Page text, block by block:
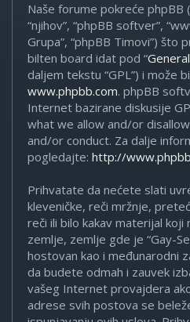
Naše forume pokreće phpBB
“njihov”, “phpBB softver”,
Grupa”, “phpBB Timovi”) što
bilten board idat pod “
daljem tekstu “GPL”) i može
www.phpbb.com. phpBB
Internet bazirane diskusije
what we allow and/or
and/or conduct. Za dalje
pogledajte: http://
Prihvatate da nećete slati
kleveničke, reči mržnje,
reči ili bilo kakav materijal koji
zemlje, zemlje gde je “Gay-
hostovan kao i međunarodni
da budete odmah i zauvek
vašeg Internet provajdera
adrese svih postova se